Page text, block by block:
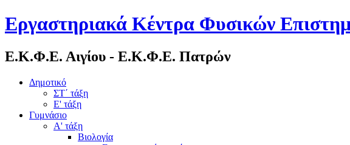
Εργαστηριακά Κέντρα Φυσικών
Ε.Κ.Φ.Ε. Αιγίου - Ε.Κ.Φ.Ε. Πατρών
Δημοτικό
ΣΤ΄ τάξη
Ε' τάξη
Γυμνάσιο
Α' τάξη
Βιολογία